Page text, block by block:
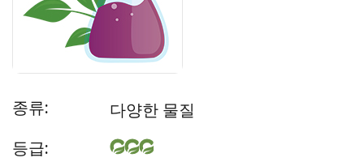
종류:
다양한 물질
등급: